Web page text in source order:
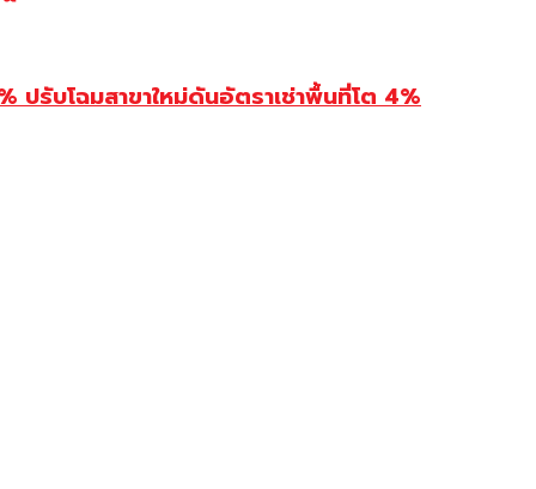
รับโฉมสาขาใหม่ดันอัตราเช่าพื้นที่โต 4%